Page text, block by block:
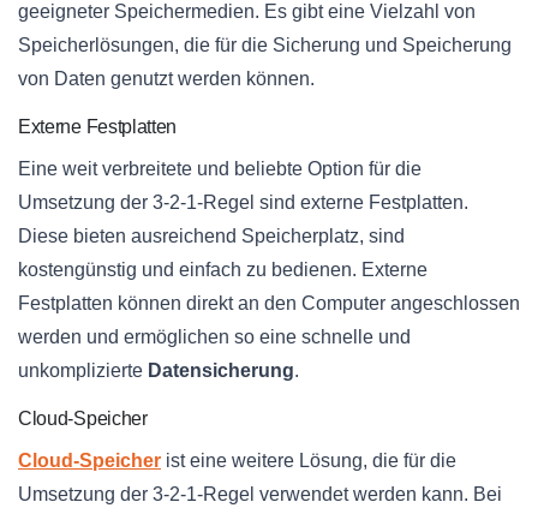
geeigneter Speichermedien. Es gibt eine Vielzahl von
Speicherlösungen, die für die Sicherung und Speicherung
von Daten genutzt werden können.
Externe Festplatten
Eine weit verbreitete und beliebte Option für die
Umsetzung der 3-2-1-Regel sind externe Festplatten.
Diese bieten ausreichend Speicherplatz, sind
kostengünstig und einfach zu bedienen. Externe
Festplatten können direkt an den Computer angeschlossen
werden und ermöglichen so eine schnelle und
unkomplizierte Datensicherung.
Cloud-Speicher
Cloud-Speicher ist eine weitere Lösung, die für die
Umsetzung der 3-2-1-Regel verwendet werden kann. Bei